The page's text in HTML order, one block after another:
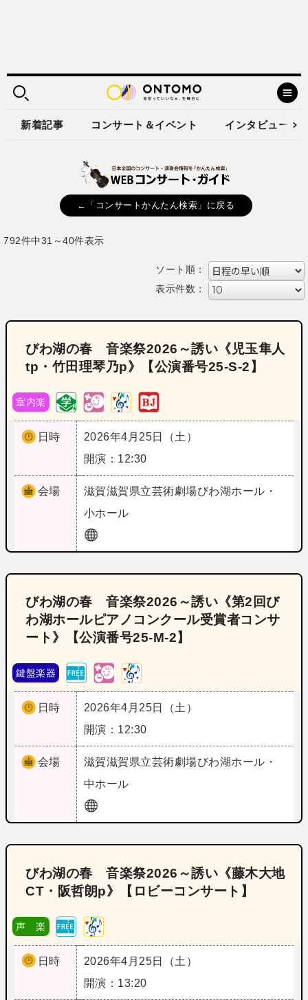
新着記事 コンサート＆イベント インタビュー
←「コンサートかんたん検索」に戻る
792件中31～40件表示
ソート順：
表示件数：
びわ湖の春 音楽祭2026～誘い《児玉隼人
tp・竹田理琴乃p》【公演番号25‐S‐2】
室内楽
日時
2026年4月25日（土）
開演：12:30
会場 滋賀滋賀県立芸術劇場びわ湖ホール・
小ホール
びわ湖の春 音楽祭2026～誘い《第2回び
わ湖ホールピアノコンクール受賞者コンサ
ート》【公演番号25‐M‐2】
鍵盤楽器
日時
2026年4月25日（土）
開演：12:30
会場 滋賀滋賀県立芸術劇場びわ湖ホール・
中ホール
びわ湖の春 音楽祭2026～誘い《藤木大地
CT・阪哲朗p》【ロビーコンサート】
声 楽
日時
2026年4月25日（土）
開演：13:20